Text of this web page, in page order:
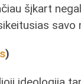
šįkart
savo
)